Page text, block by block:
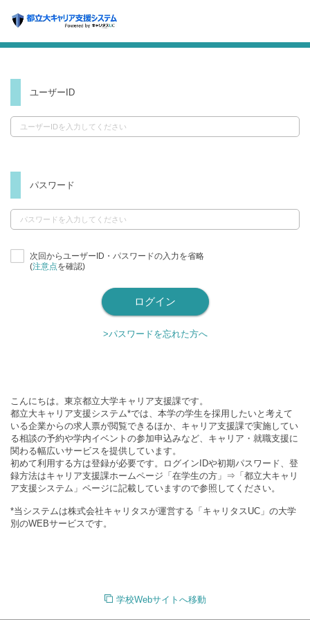
ユーザーID
パスワード
次回からユーザーID・パスワードの入力を省略
(注意点を確認)
>パスワードを忘れた方へ
こんにちは。東京都立大学キャリア支援課です。
都立大キャリア支援システム*では、本学の学生を採用したいと考えて
いる企業からの求人票が閲覧できるほか、キャリア支援課で実施してい
る相談の予約や学内イベントの参加申込みなど、キャリア・就職支援に
関わる幅広いサービスを提供しています。
初めて利用する方は登録が必要です。ログインIDや初期パスワード、登
録方法はキャリア支援課ホームページ「在学生の方」⇒「都立大キャリ
ア支援システム」ページに記載していますので参照してください。
*当システムは株式会社キャリタスが運営する「キャリタスUC」の大学
別のWEBサービスです。
学校Webサイトへ移動